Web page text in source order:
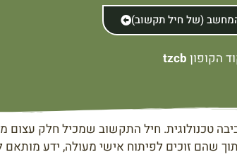
(של חיל תקשוב)
tzcb
טכנולוגית. חיל התקשוב שמכיל חלק
שהם זוכים לפיתוח אישי מעולה, ידע מותאם